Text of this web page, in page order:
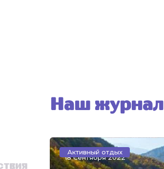
Наш журнал
Активный отдых
18 Сентября 2022